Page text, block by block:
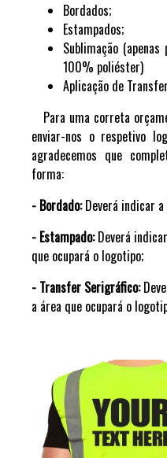
Bordados;
Estampados;
Sublimação
100% poliéster)
Aplicação de
Para uma correta
enviar-nos o respetivo
agradecemos que
forma:
- Bordado: Deverá indicar
- Estampado: Deverá
que ocupará o logotipo;
- Transfer Serigráfico:
a área que ocupará o